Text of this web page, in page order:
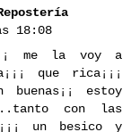
18:08
me la voy a
que rica¡¡¡
estoy
con las
un besico y